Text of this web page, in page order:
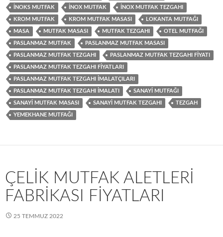
INOKS MUTFAK INOX MUTFAK INOX MUTFAK TEZGAHI
KROM MUTFAK KROM MUTFAK MASASI LOKANTA MUTFAĞI
MASA MUTFAK MASASI MUTFAK TEZGAHI OTEL MUTFAĞI
PASLANMAZ MUTFAK PASLANMAZ MUTFAK MASASI
PASLANMAZ MUTFAK TEZGAHI PASLANMAZ MUTFAK TEZGAHI FIYATI
PASLANMAZ MUTFAK TEZGAHI FIYATLARI
PASLANMAZ MUTFAK TEZGAHI IMALATÇILARI
PASLANMAZ MUTFAK TEZGAHI IMALATI SANAYI MUTFAĞI
SANAYI MUTFAK MASASI SANAYI MUTFAK TEZGAHI TEZGAH
YEMEKHANE MUTFAĞI
ÇELIK MUTFAK ALETLERI
FABRIKASI FIYATLARI
25 TEMMUZ 2022